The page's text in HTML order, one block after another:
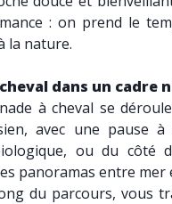
: on prend le
la nature.
dans un cadre
à cheval se
avec une pause
ou du côté
panoramas entre mer
du parcours, vous